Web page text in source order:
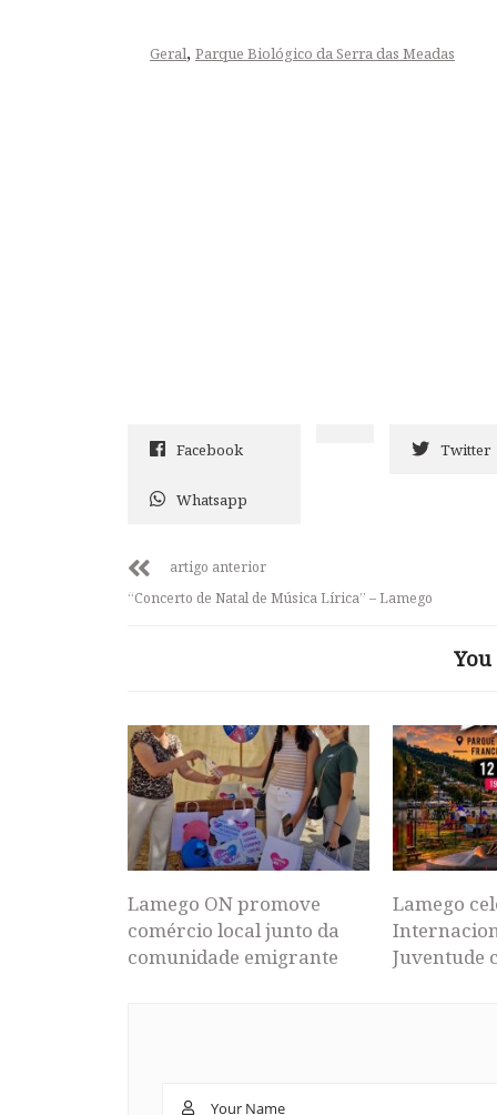
Geral, Parque Biológico da Serra das Meadas
Facebook Twitter
Whatsapp
artigo anterior
“Concerto de Natal de Música Lírica” – Lamego
Lamego ON promove
comércio local junto da
comunidade emigrante
Lamego
Juventude